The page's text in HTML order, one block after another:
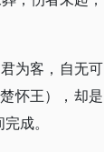
为客，自无可
怀王），却是
成。